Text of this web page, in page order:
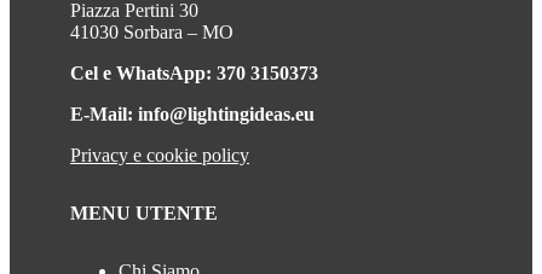
Piazza Pertini 30
41030 Sorbara – MO
Cel e WhatsApp: 370 3150373
E-Mail: info@lightingideas.eu
Privacy e cookie policy
MENU UTENTE